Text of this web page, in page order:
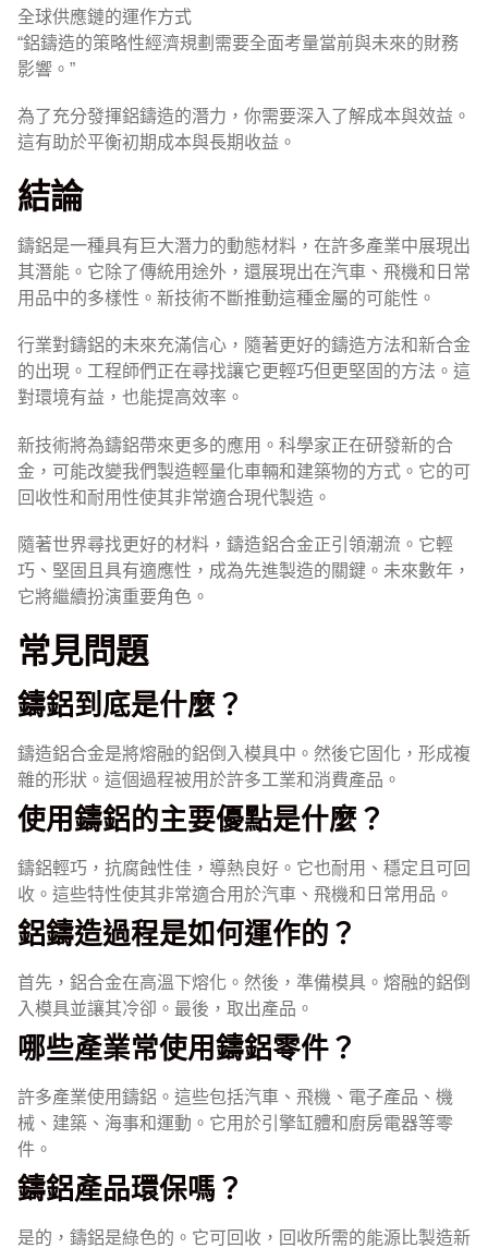
全球供應鏈的運作方式
“鋁鑄造的策略性經濟規劃需要全面考量當前與未來的財務
影響。”
為了充分發揮鋁鑄造的潛力，你需要深入了解成本與效益。
這有助於平衡初期成本與長期收益。
結論
鑄鋁是一種具有巨大潛力的動態材料，在許多產業中展現出
其潛能。它除了傳統用途外，還展現出在汽車、飛機和日常
用品中的多樣性。新技術不斷推動這種金屬的可能性。
行業對鑄鋁的未來充滿信心，隨著更好的鑄造方法和新合金
的出現。工程師們正在尋找讓它更輕巧但更堅固的方法。這
對環境有益，也能提高效率。
新技術將為鑄鋁帶來更多的應用。科學家正在研發新的合
金，可能改變我們製造輕量化車輛和建築物的方式。它的可
回收性和耐用性使其非常適合現代製造。
隨著世界尋找更好的材料，鑄造鋁合金正引領潮流。它輕
巧、堅固且具有適應性，成為先進製造的關鍵。未來數年，
它將繼續扮演重要角色。
常見問題
鑄鋁到底是什麼？
鑄造鋁合金是將熔融的鋁倒入模具中。然後它固化，形成複
雜的形狀。這個過程被用於許多工業和消費產品。
使用鑄鋁的主要優點是什麼？
鑄鋁輕巧，抗腐蝕性佳，導熱良好。它也耐用、穩定且可回
收。這些特性使其非常適合用於汽車、飛機和日常用品。
鋁鑄造過程是如何運作的？
首先，鋁合金在高溫下熔化。然後，準備模具。熔融的鋁倒
入模具並讓其冷卻。最後，取出產品。
哪些產業常使用鑄鋁零件？
許多產業使用鑄鋁。這些包括汽車、飛機、電子產品、機
械、建築、海事和運動。它用於引擎缸體和廚房電器等零
件。
鑄鋁產品環保嗎？
是的，鑄鋁是綠色的。它可回收，回收所需的能源比製造新